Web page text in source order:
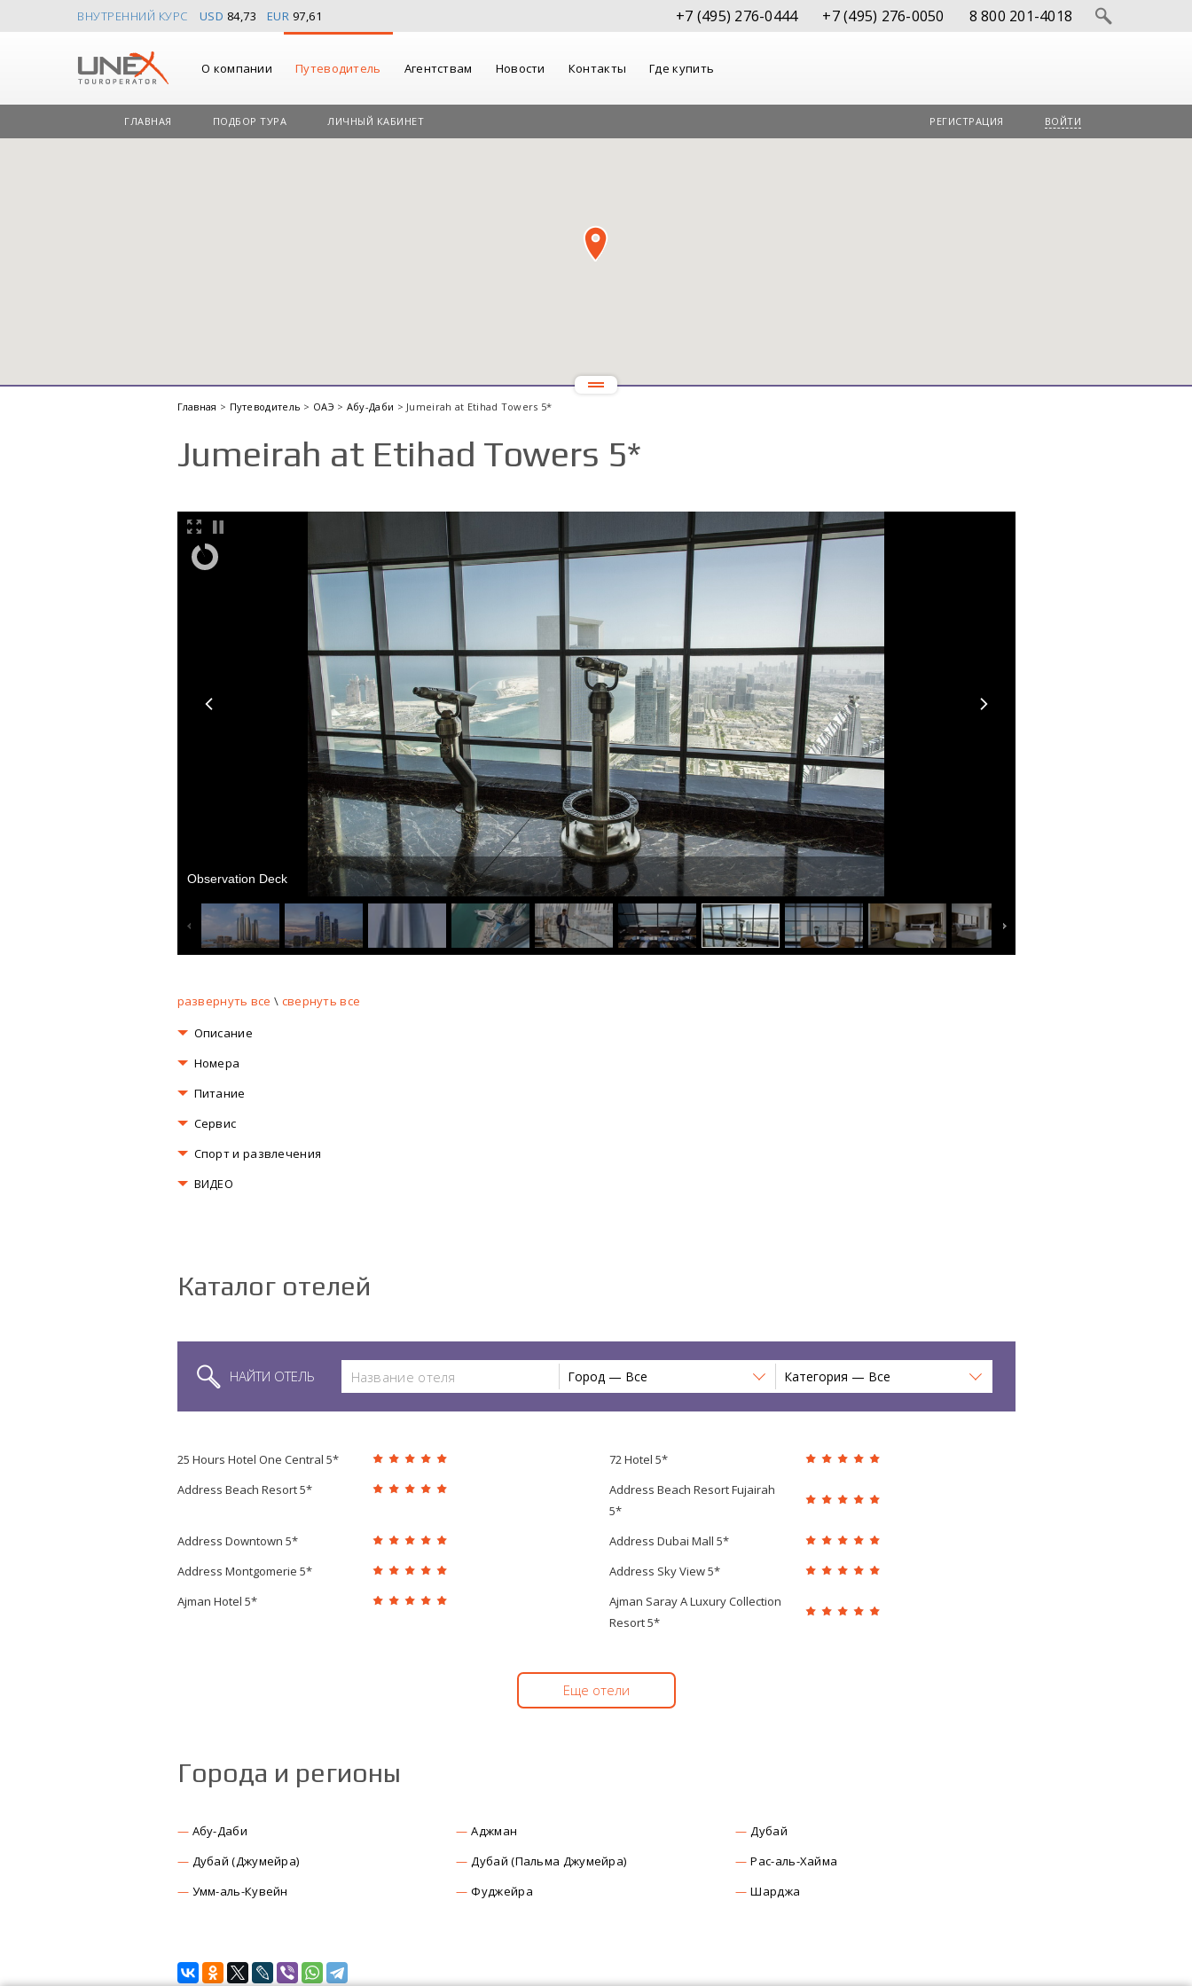
ВНУТРЕННИЙ КУРС USD 84,73 EUR 97,61 +7 (495) 276-0444 +7 (495) 276-0050 8 800 201-4018
О компании Путеводитель Агентствам Новости Контакты Где купить
ГЛАВНАЯ ПОДБОР ТУРА ЛИЧНЫЙ КАБИНЕТ РЕГИСТРАЦИЯ ВОЙТИ
Главная > Путеводитель > ОАЭ > Абу-Даби > Jumeirah at Etihad Towers 5*
Jumeirah at Etihad Towers 5*
Observation Deck
развернуть все \ свернуть все
Описание
Номера
Питание
Сервис
Спорт и развлечения
ВИДЕО
Каталог отелей
НАЙТИ ОТЕЛЬ Город — Все Категория — Все
25 Hours Hotel One Central 5*
72 Hotel 5*
Address Beach Resort 5*
Address Beach Resort Fujairah
5*
Address Downtown 5*
Address Dubai Mall 5*
Address Montgomerie 5*
Address Sky View 5*
Ajman Hotel 5*
Ajman Saray A Luxury Collection
Resort 5*
Еще отели
Города и регионы
Абу-Даби Аджман
Дубай
Дубай (Джумейра)
Дубай (Пальма Джумейра)
Рас-аль-Хайма
Умм-аль-Кувейн
Фуджейра Шарджа